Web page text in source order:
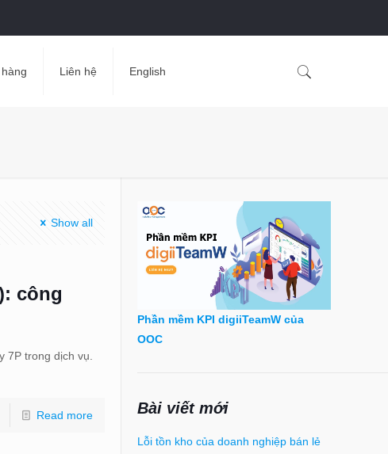
Liên hệ English
Show all
công
7P trong dịch vụ.
Read more
Phần mềm KPI digiiTeamW của
OOC
Bài viết mới
Lỗi tồn kho của doanh nghiệp bán lẻ